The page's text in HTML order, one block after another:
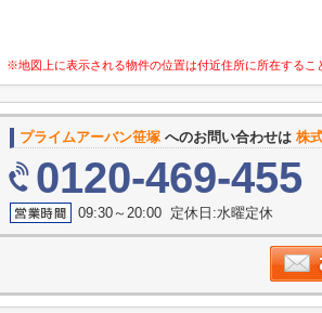
※地図上に表示される物件の位置は付近住所に所在するこ
プライムアーバン笹塚 へのお問い合わせは 株
0120-469-455
09:30～20:00 定休日:水曜定休